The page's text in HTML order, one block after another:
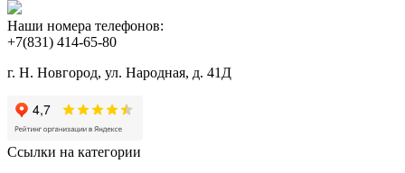
Наши номера телефонов:
+7(831) 414-65-80
г. Н. Новгород, ул. Народная, д. 41Д
Ссылки на категории